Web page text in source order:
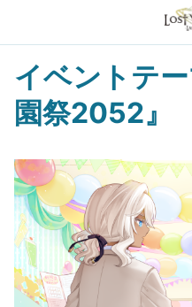
イベントテ
園祭2052』